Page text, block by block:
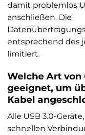
damit problemlos
anschließen. Die
entsprechend des
limitiert.
Welche Art von
geeignet, um
Kabel
Alle USB 3.0-
schnellen